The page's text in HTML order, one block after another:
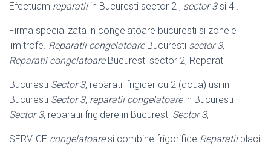
Efectuam reparatiiin Bucuresti sector 2 , sector 3si 4 .
Firma specializata in congelatoare bucuresti si zonele
limitrofe. Reparatii congelatoareBucuresti sector 3,
Reparatii congelatoareBucuresti sector 2, Reparatii
Bucuresti Sector 3, reparatii frigider cu 2 (doua) usi in
Bucuresti Sector 3, reparatii congelatoarein Bucuresti
Sector 3, reparatii frigidere in Bucuresti Sector 3,
SERVICE congelatoaresi combine frigorifice.Reparatiiplaci